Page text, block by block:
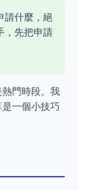
請什麼，絕
，先把申請
門時段。我
一個小技巧